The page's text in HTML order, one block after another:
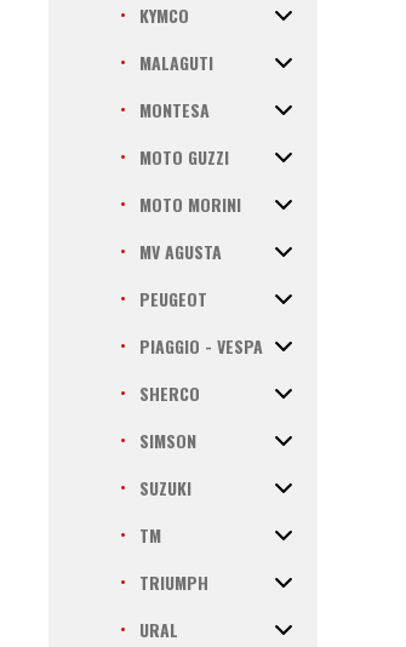
KYMCO
MALAGUTI
MONTESA
MOTO GUZZI
MOTO MORINI
MV AGUSTA
PEUGEOT
PIAGGIO - VESPA
SHERCO
SIMSON
SUZUKI
TM
TRIUMPH
URAL